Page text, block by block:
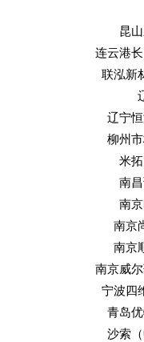
昆
连云港
联泓新
辽宁
柳州
米
南
南
南京
南京
南京威
宁波四
青岛
沙索